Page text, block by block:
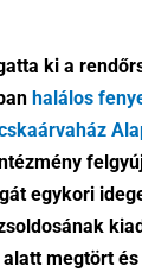
ki a
halálos
egykori
megtört